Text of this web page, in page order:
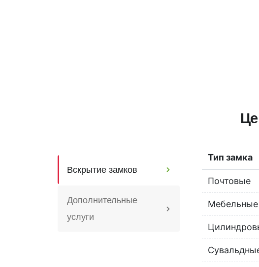
Вскрытие замков
Дополнительные
услуги
Тип замка
Почтовые
Мебельные